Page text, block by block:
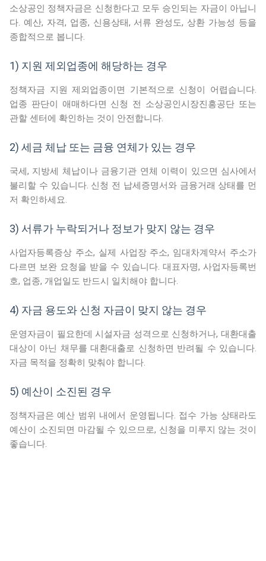
소상공인 정책자금은 신청한다고 모두 승인되는 자금이 아닙니
다. 예산, 자격, 업종, 신용상태, 서류 완성도, 상환 가능성 등을
종합적으로 봅니다.
1) 지원 제외업종에 해당하는 경우
정책자금 지원 제외업종이면 기본적으로 신청이 어렵습니다.
업종 판단이 애매하다면 신청 전 소상공인시장진흥공단 또는
관할 센터에 확인하는 것이 안전합니다.
2) 세금 체납 또는 금융 연체가 있는 경우
국세, 지방세 체납이나 금융기관 연체 이력이 있으면 심사에서
불리할 수 있습니다. 신청 전 납세증명서와 금융거래 상태를 먼
저 확인하세요.
3) 서류가 누락되거나 정보가 맞지 않는 경우
사업자등록증상 주소, 실제 사업장 주소, 임대차계약서 주소가
다르면 보완 요청을 받을 수 있습니다. 대표자명, 사업자등록번
호, 업종, 개업일도 반드시 일치해야 합니다.
4) 자금 용도와 신청 자금이 맞지 않는 경우
운영자금이 필요한데 시설자금 성격으로 신청하거나, 대환대출
대상이 아닌 채무를 대환대출로 신청하면 반려될 수 있습니다.
자금 목적을 정확히 맞춰야 합니다.
5) 예산이 소진된 경우
정책자금은 예산 범위 내에서 운영됩니다. 접수 가능 상태라도
예산이 소진되면 마감될 수 있으므로, 신청을 미루지 않는 것이
좋습니다.